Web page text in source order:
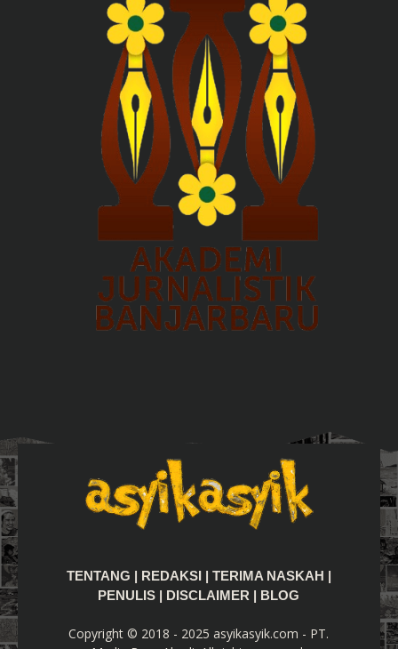
TENTANG REDAKSI TERIMA NASKAH
PENULIS
DISCLAIMER BLOG
Copyright © 2018 - 2025 asyikasyik.com - PT.